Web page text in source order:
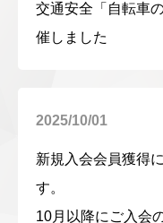
交通安全「自転車
催しました
2025/10/01
新規入会会員獲得
す。
10月以降にご入会